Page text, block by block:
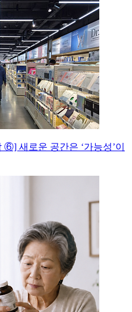
새로운 공간은 ‘가능성’이